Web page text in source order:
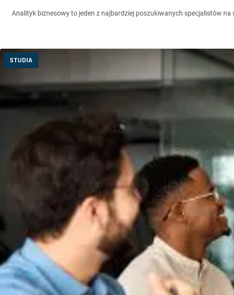
Analityk biznesowy to jeden z najbardziej poszukiwanych specjalistów
STUDIA